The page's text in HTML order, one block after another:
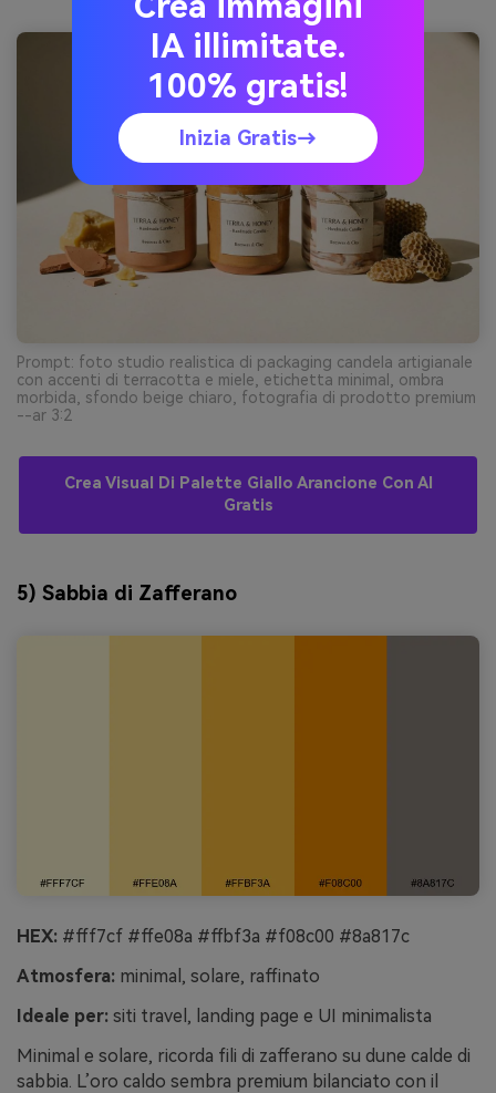
Prompt: foto studio realistica di packaging candela artigianale
con accenti di terracotta e miele, etichetta minimal, ombra
morbida, sfondo beige chiaro, fotografia di prodotto premium
--ar 3:2
Crea Visual Di Palette Giallo Arancione Con AI
Gratis
5) Sabbia di Zafferano
HEX: #fff7cf #ffe08a #ffbf3a #f08c00 #8a817c
Atmosfera: minimal, solare, raffinato
Ideale per: siti travel, landing page e UI minimalista
Minimal e solare, ricorda fili di zafferano su dune calde di
sabbia. L’oro caldo sembra premium bilanciato con il
IA illimitate.
100% gratis!
Inizia Gratis→